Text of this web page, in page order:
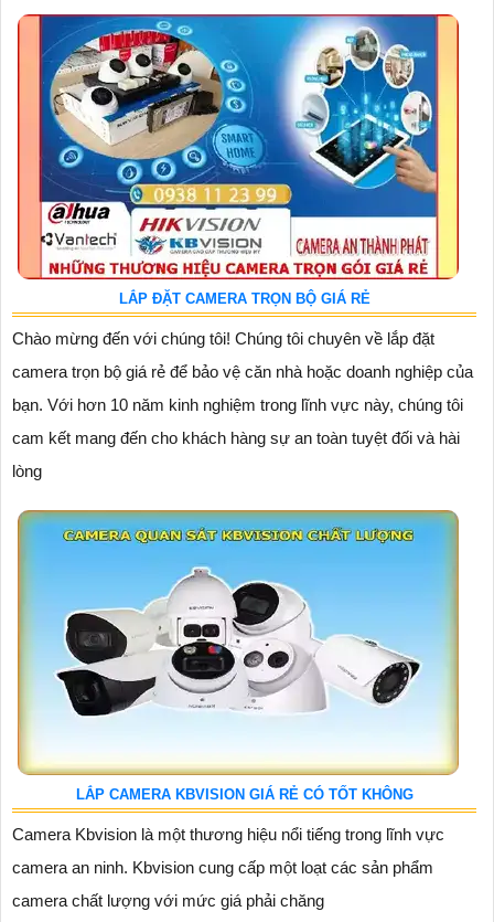
LẮP ĐẶT CAMERA TRỌN BỘ GIÁ RẺ
Chào mừng đến với chúng tôi! Chúng tôi chuyên về lắp đặt
camera trọn bộ giá rẻ để bảo vệ căn nhà hoặc doanh nghiệp của
bạn. Với hơn 10 năm kinh nghiệm trong lĩnh vực này, chúng tôi
cam kết mang đến cho khách hàng sự an toàn tuyệt đối và hài
lòng
LẮP CAMERA KBVISION GIÁ RẺ CÓ TỐT KHÔNG
Camera Kbvision là một thương hiệu nổi tiếng trong lĩnh vực
camera an ninh. Kbvision cung cấp một loạt các sản phẩm
camera chất lượng với mức giá phải chăng